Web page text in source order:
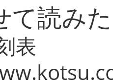
て読み
表